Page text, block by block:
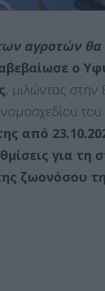
αγροτών θα
ο
, μιλώντας στην
από
για
ζωονόσου